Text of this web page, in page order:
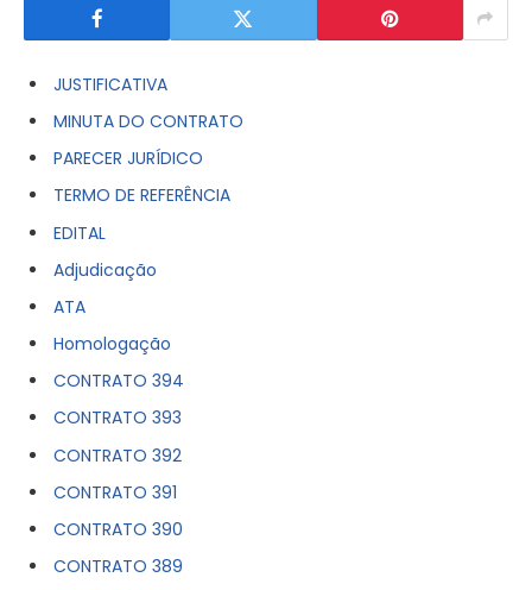
JUSTIFICATIVA
MINUTA DO CONTRATO
PARECER JURÍDICO
TERMO DE REFERÊNCIA
EDITAL
Adjudicação
ATA
Homologação
CONTRATO 394
CONTRATO 393
CONTRATO 392
CONTRATO 391
CONTRATO 390
CONTRATO 389